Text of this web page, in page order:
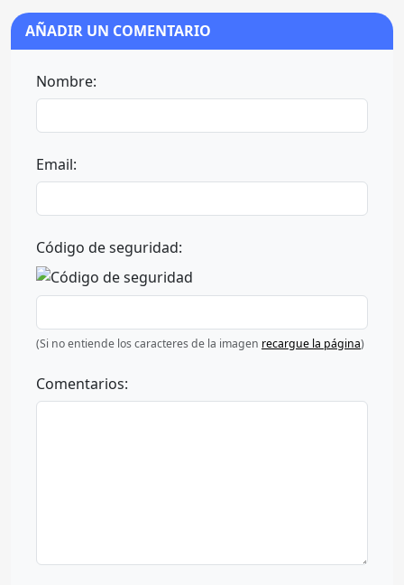
AÑADIR UN COMENTARIO
Nombre:
Email:
Código de seguridad:
(Si no entiende los caracteres de la imagen recargue la página)
Comentarios: